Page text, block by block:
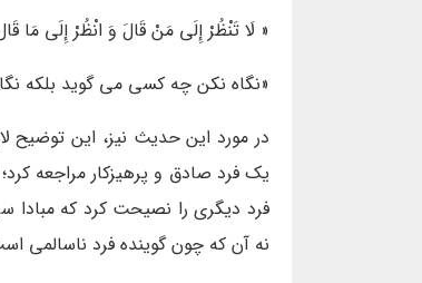
« لَا تَنْظُرْ إِلَى مَنْ قَالَ وَ انْظُرْ إِلَى مَا قَال
«نگاه نکن چه کسی می گوید بلکه
در مورد این حدیث نیز، این توضیح
یک فرد صادق و پرهیزکار مراجعه
فرد دیگری را نصیحت کرد که مبادا
نه آن که چون گوینده فرد ناسالمی